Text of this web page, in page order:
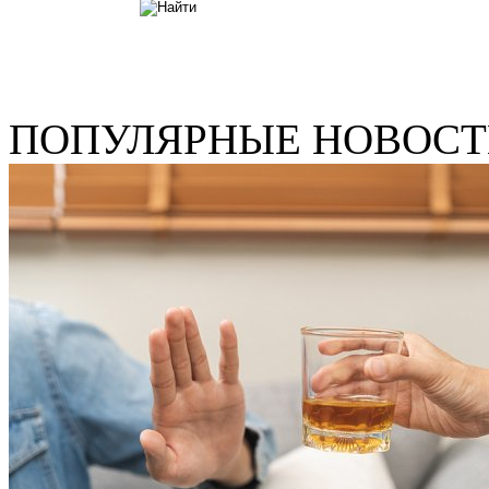
ПОПУЛЯРНЫЕ